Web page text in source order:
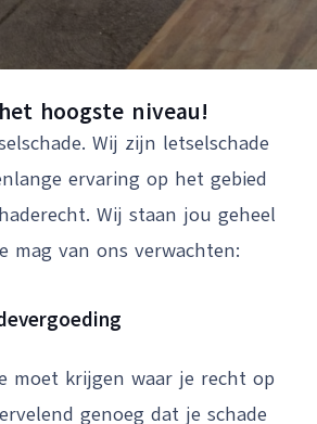
hoogste niveau!
Wij zijn letselschade
ervaring op het gebied
Wij staan jou geheel
mag van ons verwachten:
moet krijgen waar je recht op
genoeg dat je schade